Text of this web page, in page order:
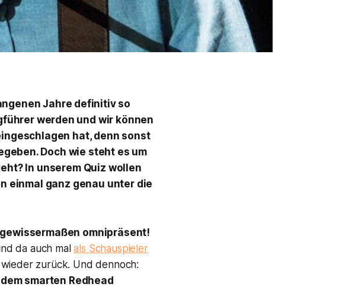
Jahre definitiv so
werden und wir können
hat, denn sonst
Doch wie steht es um
In unserem Quiz wollen
einmal ganz genau unter die
omnipräsent!
da auch malals Schauspieler
zurück. Und dennoch:
smarten Redhead